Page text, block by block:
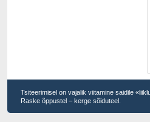
Tsiteerimisel on vajalik viitamine saidile
Raske õppustel – kerge sõiduteel.